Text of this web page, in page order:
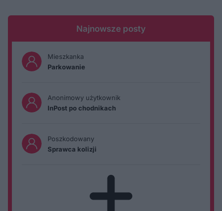
Najnowsze posty
Mieszkanka
Parkowanie
Anonimowy użytkownik
InPost po chodnikach
Poszkodowany
Sprawca kolizji